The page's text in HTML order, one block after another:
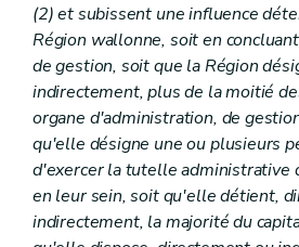
(2) et subissent une influence
Région wallonne, soit en
de gestion, soit que la Région
indirectement, plus de la moitié
organe d'administration, de
qu'elle désigne une ou plusieurs
d'exercer la tutelle administrative
en leur sein, soit qu'elle détient,
indirectement, la majorité du